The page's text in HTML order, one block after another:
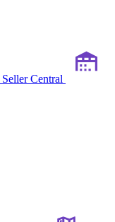
Seller Central